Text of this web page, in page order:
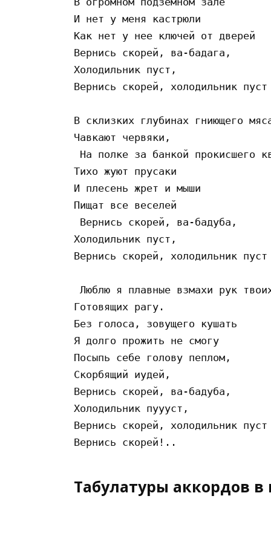
И нет у меня кастрюли
Как нет у нее ключей от дверей
Вернись скорей, ва-бадага,
Холодильник пуст,
Вернись скорей, холодильник пуст
В склизких глубинах гниющего
Чавкают червяки,
На полке за банкой прокисшего
Тихо жуют прусаки
И плесень жрет и мыши
Пищат все веселей
Вернись скорей, ва-бадуба,
Холодильник пуст,
Вернись скорей, холодильник пуст
Люблю я плавные взмахи рук
Готовящих рагу.
Без голоса, зовущего кушать
Я долго прожить не смогу
Посыпь себе голову пеплом,
Скорбящий иудей,
Вернись скорей, ва-бадуба,
Холодильник пуууст,
Вернись скорей, холодильник пуст
Табулатуры аккордов в